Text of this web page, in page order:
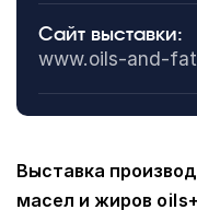
Сайт выставки:
www.oils-and-
Выставка
масел и жиров